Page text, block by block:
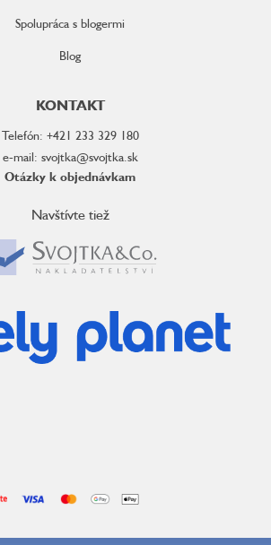
Spolupráca s blogermi
Blog
KONTAKT
Telefón: +421 233 329 180
e-mail: svojtka@svojtka.sk
Otázky k objednávkam
Navštívte tiež